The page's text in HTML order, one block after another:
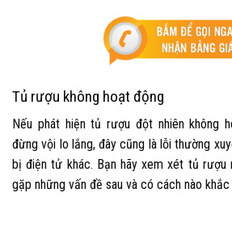
Tủ rượu không hoạt động
Nếu phát hiện tủ rượu đột nhiên không
đừng vội lo lắng, đây cũng là lỗi thường
bị điện tử khác. Bạn hãy xem xét tủ rượu
gặp những vấn đề sau và có cách nào